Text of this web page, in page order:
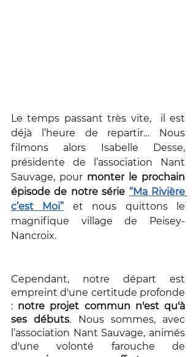
Le temps passant très vite,  il est
déjà l’heure de repartir… Nous
filmons alors Isabelle Desse,
présidente de l’association Nant
Sauvage, pour monter le prochain
épisode de notre série “Ma Rivière
c’est Moi” et nous quittons le
magnifique village de Peisey-
Nancroix.
Cependant, notre départ est
empreint d'une certitude profonde
: notre projet commun n'est qu'à
ses débuts. Nous sommes, avec
l’association Nant Sauvage, animés